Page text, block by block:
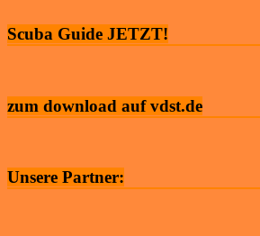
Scuba Guide JETZT!
zum download auf vdst.de
Unsere Partner: